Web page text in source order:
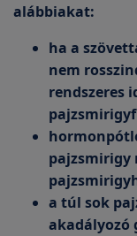
alábbiakat:
ha a
nem
rendszeres
pajzsmirigy
a túl sok
akadályozó